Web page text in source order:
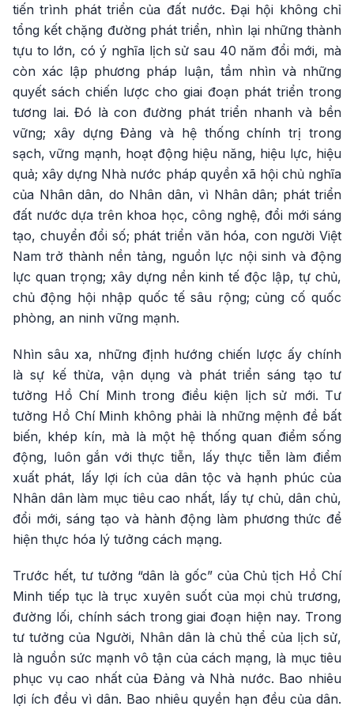
tiến trình phát triển của đất nước. Đại hội không chỉ
tổng kết chặng đường phát triển, nhìn lại những thành
tựu to lớn, có ý nghĩa lịch sử sau 40 năm đổi mới, mà
còn xác lập phương pháp luận, tầm nhìn và những
quyết sách chiến lược cho giai đoạn phát triển trong
tương lai. Đó là con đường phát triển nhanh và bền
vững; xây dựng Đảng và hệ thống chính trị trong
sạch, vững mạnh, hoạt động hiệu năng, hiệu lực, hiệu
quả; xây dựng Nhà nước pháp quyền xã hội chủ nghĩa
của Nhân dân, do Nhân dân, vì Nhân dân; phát triển
đất nước dựa trên khoa học, công nghệ, đổi mới sáng
tạo, chuyển đổi số; phát triển văn hóa, con người Việt
Nam trở thành nền tảng, nguồn lực nội sinh và động
lực quan trọng; xây dựng nền kinh tế độc lập, tự chủ,
chủ động hội nhập quốc tế sâu rộng; củng cố quốc
phòng, an ninh vững mạnh.
Nhìn sâu xa, những định hướng chiến lược ấy chính
là sự kế thừa, vận dụng và phát triển sáng tạo tư
tưởng Hồ Chí Minh trong điều kiện lịch sử mới. Tư
tưởng Hồ Chí Minh không phải là những mệnh đề bất
biến, khép kín, mà là một hệ thống quan điểm sống
động, luôn gắn với thực tiễn, lấy thực tiễn làm điểm
xuất phát, lấy lợi ích của dân tộc và hạnh phúc của
Nhân dân làm mục tiêu cao nhất, lấy tự chủ, dân chủ,
đổi mới, sáng tạo và hành động làm phương thức để
hiện thực hóa lý tưởng cách mạng.
Trước hết, tư tưởng “dân là gốc” của Chủ tịch Hồ Chí
Minh tiếp tục là trục xuyên suốt của mọi chủ trương,
đường lối, chính sách trong giai đoạn hiện nay. Trong
tư tưởng của Người, Nhân dân là chủ thể của lịch sử,
là nguồn sức mạnh vô tận của cách mạng, là mục tiêu
phục vụ cao nhất của Đảng và Nhà nước. Bao nhiêu
lợi ích đều vì dân. Bao nhiêu quyền hạn đều của dân.